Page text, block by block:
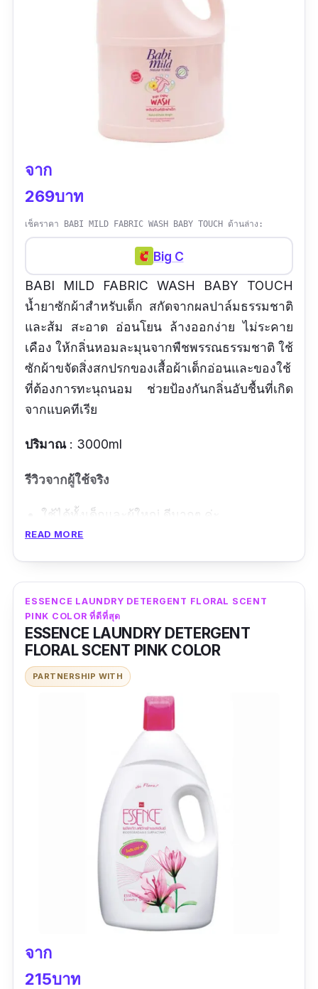
จาก
269บาท
เช็คราคา BABI MILD FABRIC WASH BABY TOUCH ด้านล่าง:
Big C
BABI MILD FABRIC WASH BABY TOUCH
น้ำยาซักผ้าสำหรับเด็ก สกัดจากผลปาล์มธรรมชาติ
และส้ม สะอาด อ่อนโยน ล้างออกง่าย ไม่ระคาย
เคือง ให้กลิ่นหอมละมุนจากพืชพรรณธรรมชาติ ใช้
ซักผ้าขจัดสิ่งสกปรกของเสื้อผ้าเด็กอ่อนและของใช้
ที่ต้องการทะนุถนอม ช่วยป้องกันกลิ่นอับชื้นที่เกิด
จากแบคทีเรีย
ปริมาณ: 3000ml
รีวิวจากผู้ใช้จริง
ใช้ได้ทั้งเด็กและผู้ใหญ่ ดีมากๆ ค่ะ
อ่อนโยน
ซักสะอาด
กลิ่นหอม
ข้อเสีย
READ MORE
ESSENCE LAUNDRY DETERGENT FLORAL SCENT
PINK COLOR ที่ดีที่สุด
ESSENCE LAUNDRY DETERGENT
FLORAL SCENT PINK COLOR
PARTNERSHIP WITH
จาก
215บาท